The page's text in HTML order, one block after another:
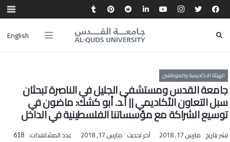
English
الهيئة الاكاديمية والموظفين
جامعة القدس ومستشفى الجليل في الناصرة تبحثان
سبل التعاون الأكاديمي || أ.د. أبو كشك: ماضون في
توسيع الشراكة مع مؤسساتنا الفلسطينية في الداخل
نشر بتاريخ مارس 17, 2018 آخر تحديث مارس 17, 2018 عدد المشاهدات: 618